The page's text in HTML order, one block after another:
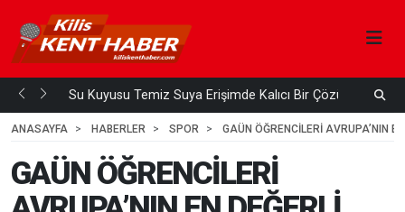
Su Kuyusu Temiz Suya Erişimde Kalıcı Bir Çözüm
3
ANASAYFA HABERLER SPOR GAÜN ÖĞRENCİLERİ AVRUPA’NIN
GAÜN ÖĞRENCİLERİ